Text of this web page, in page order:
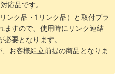
応品です。
ンク品・1リンク品）と取付ブラ
ますので、使用時にリンク連結
要となります。
お客様組立前提の商品となりま